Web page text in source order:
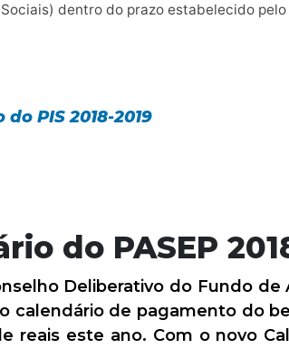
dentro do prazo estabelecido
PIS 2018-2019
do PASEP
Deliberativo do Fundo
calendário de pagamento do
reais este ano. Com o novo